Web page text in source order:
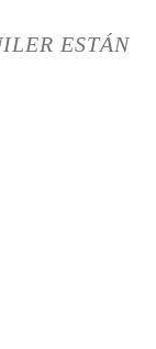
ESTÁN